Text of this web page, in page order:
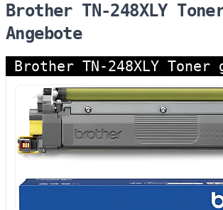
Brother TN-248XLY
Angebote
Brother TN-248XLY Toner